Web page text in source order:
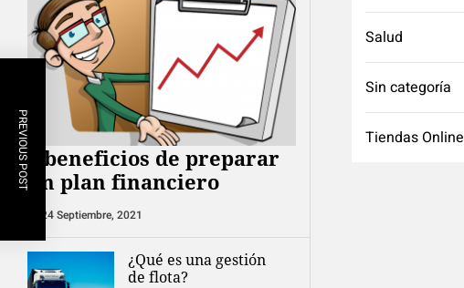
8 beneficios de preparar
un plan financiero
24 Septiembre, 2021
¿Qué es una gestión
de flota?
PREVIOUS POST
Salud
Sin categoría
Tiendas Online